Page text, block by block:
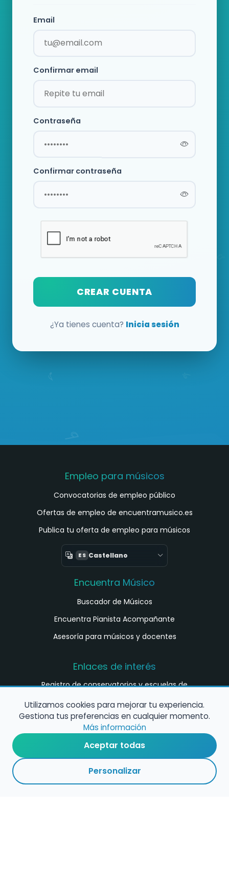
Email
Confirmar email
Contraseña
Confirmar contraseña
CREAR CUENTA
¿Ya tienes cuenta? Inicia sesión
Empleo para músicos
Convocatorias de empleo público
Ofertas de empleo de encuentramusico.es
Publica tu oferta de empleo para músicos
ES Castellano
Encuentra Músico
Buscador de Músicos
Encuentra Pianista Acompañante
Asesoría para músicos y docentes
Enlaces de interés
Registro de conservatorios y escuelas de
Configura alertas de empleo
Contacta con nosotros
Utilizamos cookies para mejorar tu experiencia.
Gestiona tus preferencias en cualquier momento.
Más información
Aceptar todas
Personalizar